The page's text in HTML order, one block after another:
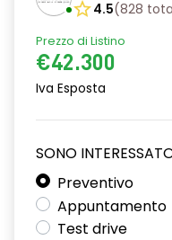
4.5(828
Prezzo di Listino
€42.300
Iva Esposta
SONO
Preventivo
Appuntamento
Test drive